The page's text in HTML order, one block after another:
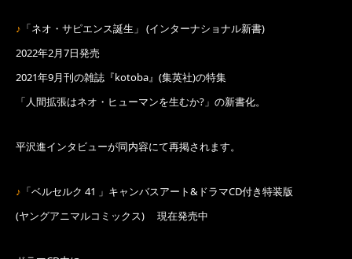
♪ 「ネオ・サピエンス誕生」 (インターナショナル新書)
2022年2月7日発売
2021年9月刊の雑誌『kotoba』(集英社)の特集
「人間拡張はネオ・ヒューマンを生むか?」の新書化。
平沢進インタビューが同内容にて再掲されます。
♪ 「ベルセルク 41 」キャンバスアート&ドラマCD付き特装版
(ヤングアニマルコミックス) 現在発売中